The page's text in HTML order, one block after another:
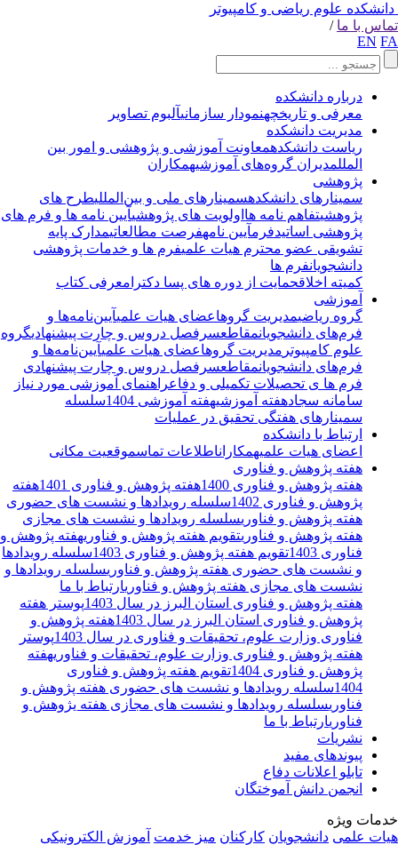
علوم ریاضی و کامپیوتر
با ما /
EN
درباره دانشکده
معرفی و تاریخچهنمودار سازمانیآلبوم تصاویر
مدیریت دانشکده
ریاست دانشکدهمعاونت آموزشی و پژوهشی و امور بین
المللمدیران گروه‌های آموزشیهمکاران
پژوهشی
سمینارهای دانشکدهسمینارهای ملی و بین‌المللیطرح های
پژوهشیتفاهم نامه هااولویت های پژوهشیآیین نامه ها و فرم های
پژوهشی اساتیدفرم آیین نامهفرصت مطالعاتیمدارک پایه
تشویقی عضو محترم هیات علمیفرم ها و خدمات پژوهشی
دانشجویانفرم ها
کمیته اخلاقحمایت از دوره های پسا دکترامعرفی کتاب
آموزشی
گروه ریاضیمدیریت گروهاعضای هیات علمیآیین‌نامه‌ها و
فرم‌های دانشجویانمقاطعسرفصل دروس و چارت پیشنهادیگروه
علوم کامپیوترمدیریت گروهاعضای هیات علمیآیین‌نامه‌ها و
فرم‌های دانشجویانمقاطعسرفصل دروس و چارت پیشنهادی
فرم ها ی تحصیلات تکمیلی و دفاعراهنمای آموزشی مورد نیاز
سامانه سجادهفته آموزشیهفته آموزشی 1404
سلسله
سمینارهای هفتگی تحقیق در عملیات
ارتباط با دانشکده
اعضای هیات علمیهمکاران اطلاعات تماسموقعیت مکانی
هفته پژوهش و فناوری
هفته پژوهش و فناوری 1400
هفته پژوهش و فناوری 1401
هفته
پژوهش و فناوری 1402
سلسله رویدادها و نشست های حضوری
هفته پژوهش و فناوریسلسله رویدادها و نشست های مجازی
هفته پژوهش و فناوریتقویم هفته پژوهش و فناوریهفته پژوهش و
فناوری 1403
تقویم هفته پژوهش و فناوری 1403
سلسله رویدادها
و نشست های حضوری هفته پژوهش و فناوریسلسله رویدادها و
نشست های مجازی هفته پژوهش و فناوریارتباط با ما
هفته پژوهش و فناوری استان البرز در سال 1403
پوستر هفته
پژوهش و فناوری استان البرز در سال 1403
هفته پژوهش و
فناوری وزارت علوم، تحقیقات و فناوری در سال 1403
پوستر
هفته پژوهش و فناوری وزارت علوم، تحقیقات و فناوریهفته
پژوهش و فناوری 1404
تقویم هفته پژوهش و فناوری
1404سلسله رویدادها و نشست های حضوری هفته پژوهش و
فناوریسلسله رویدادها و نشست های مجازی هفته یژوهش و
فناوریارتباط با ما
نشریات
پیوندهای مفید
تابلو اعلانات دفاع
انجمن دانش آموختگان
ویژه
علمی دانشجویان کارکنان میز خدمت آموزش الکترونیکی